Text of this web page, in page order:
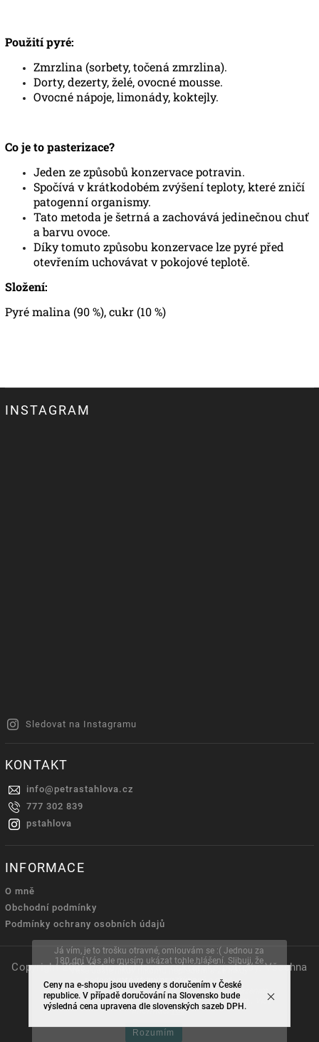
Já vím, je to trošku otravné, omlouvám se :( Jednou za
180 dní Vás ale musím ukázat tohle hlášení. Slibuji, že
nedostanete žádný nevyžádaný e-mail.
Tento web používá soubory cookie. Dalším procházením
tohoto webu vyjadřujete souhlas s jejich používáním.. Více
informacízde.
Rozumím
Ceny na e-shopu jsou uvedeny s doručením v České
republice. V případě doručování na Slovensko bude
výsledná cena upravena dle slovenských sazeb DPH.
Použití pyré:
Zmrzlina (sorbety, točená zmrzlina).
Dorty, dezerty, želé, ovocné mousse.
Ovocné nápoje, limonády, koktejly.
Co je to pasterizace?
Jeden ze způsobů konzervace potravin.
Spočívá v krátkodobém zvýšení teploty, které zničí
patogenní organismy.
Tato metoda je šetrná a zachovává jedinečnou chuť
a barvu ovoce.
Díky tomuto způsobu konzervace lze pyré před
otevřením uchovávat v pokojové teplotě.
Složení:
Pyré malina (90 %), cukr (10 %)
INSTAGRAM
Sledovat na Instagramu
KONTAKT
info@petrastahlova.cz
777 302 839
pstahlova
INFORMACE
O mně
Obchodní podmínky
Podmínky ochrany osobních údajů
Copyright 2026Petra Stahlová - cukrářské potřeby. Všechna
práva vyhrazena.
VytvořilShoptet| DesignShoptak.cz.